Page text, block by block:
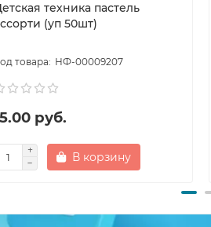
техника пастель
(уп 50шт)
НФ-00009207
руб.
В корзину